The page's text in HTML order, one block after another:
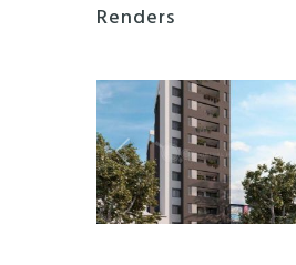
Renders